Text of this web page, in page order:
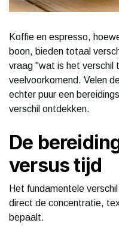
Koffie en espresso,
boon, bieden totaal
vraag "wat is het verschil
veelvoorkomend. Velen
echter puur een
verschil ontdekken.
De
versus tijd
Het fundamentele
direct de concentratie,
bepaalt.